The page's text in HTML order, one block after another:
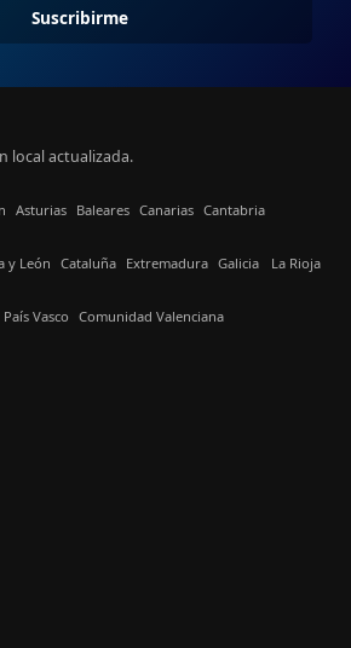
Suscribirme
local actualizada.
Asturias Baleares Canarias Cantabria
y León Cataluña Extremadura Galicia La Rioja
País Vasco Comunidad Valenciana